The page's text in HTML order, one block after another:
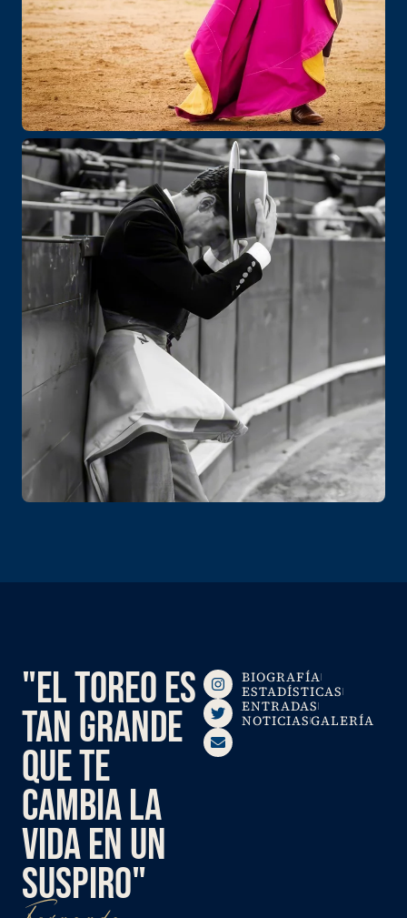
"EL TOREO ES
TAN GRANDE
QUE TE
CAMBIA LA
VIDA EN UN
SUSPIRO"
BIOGRAFÍA
ESTADÍSTICAS
ENTRADAS
NOTICIASGALERÍA